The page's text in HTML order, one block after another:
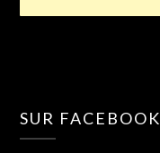
SUR FACEBOOK